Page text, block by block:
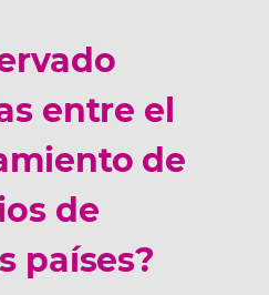
entre el
de
de
países?